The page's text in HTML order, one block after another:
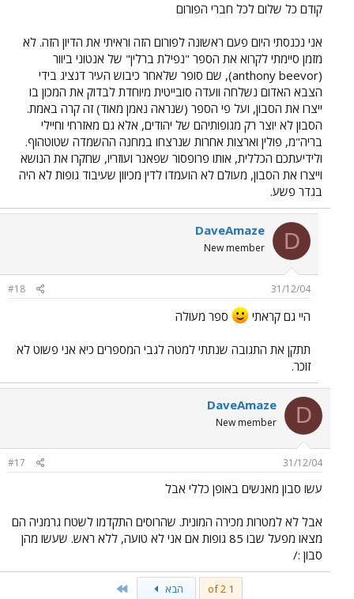
קודם כל שלום לכל חברי הפורום
אני נכנסתי היום פעם ראשונה לפורום הזה וראיתי את הדיון הזה. לא
מזמן סיימתי לקרוא את הספר "נפילת ברלין" של אנטוני ביוור
(anthony beevor), שם סופר שלאחר כיבוש העיר דנציג בידי
הצבא האדום נשלחה וועדה סובייטית מיוחדת לבדוק את המכון בו
ייצרו את הסבון, ועל פי הספר (שנראה נאמן מאוד) זה קרה באמת.
הסבון לא יוצר רק מגופותיהם של יהודים, אלא גם מאזרחי וחיילי
בריה"מ, פולין וארצות אחרות שנרצחו במחנה ההשמדה שטוטהוף.
ולידיעתכם הכללית, אותו פרופסור שפאנר ועוזריו, שחקרו את הנושא
וייצרו את הסבון, מעולם לא הועמדו לדין מכיוון שעיבוד גופות לא היה
בגדר פשע.
D
DaveAmaze
New member
31/12/04
#18
היי גם קראתי ספר מעולה
תתקן את התגובה שנתתי למטה לגבי המספרים כיא אני פשוט לא
זוכר.
D
DaveAmaze
New member
31/12/04
#17
עשו סבון מאנשים באופן כללי אבל
אבל לא למטרות מכירה המונית. שהרוסים התקדמו לשטח גרמניה הם
מצאו מפעל שבו 85 גופות אם אני לא טועה, ללא ראש. שעשו מהן
סבון :/
1 of 2 הבא